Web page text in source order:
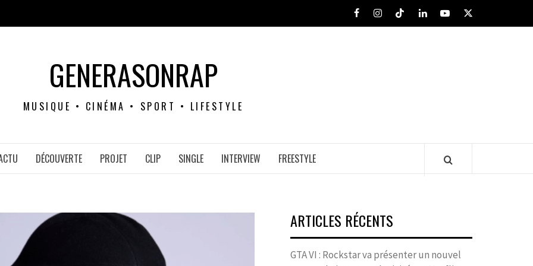
FacebookInstagram
TiktokLinkedInYoutube
X
GENERASONRAP
MUSIQUE • CINÉMA • SPORT • LIFESTYLE
DÉCOUVERTE PROJET CLIP SINGLE INTERVIEW FREESTYLE
ARTICLES RÉCENTS
GTA VI : Rockstar va présenter un nouvel